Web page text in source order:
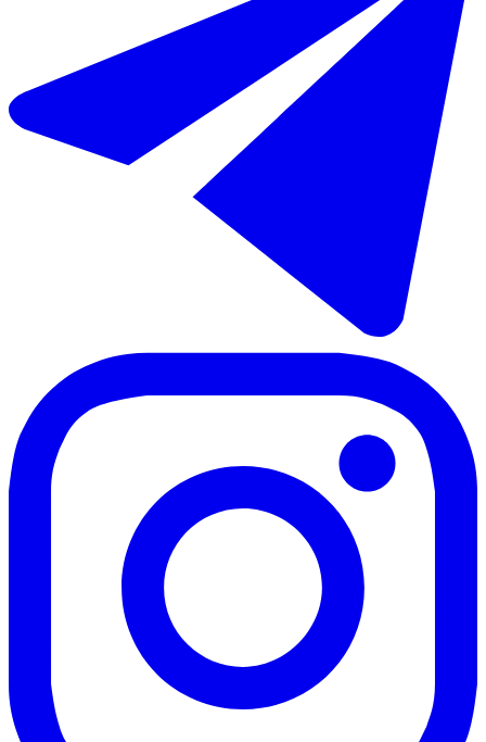
Продажа таунхауса в Estepona
3 комнаты